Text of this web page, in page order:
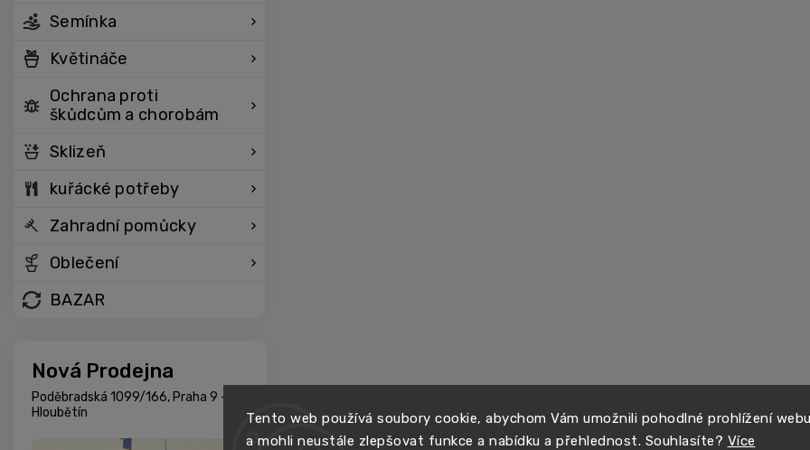
Tento web používá soubory cookie, abychom Vám umožnili pohodlné prohlížení webu
a mohli neustále zlepšovat funkce a nabídku a přehlednost. Souhlasíte? Více
Semínka
Květináče
Ochrana proti
škůdcům a chorobám
Sklizeň
kuřácké potřeby
Zahradní pomůcky
Oblečení
BAZAR
Nová Prodejna
Poděbradská 1099/166, Praha 9 -
Hloubětín